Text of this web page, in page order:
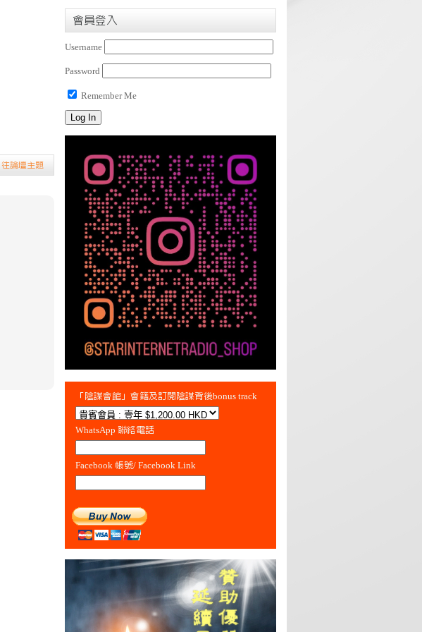
往論壇主題
會員登入
Username
Password
Remember Me
「陰謀會館」會籍及訂閱陰謀背後bonus track
WhatsApp 聯絡電話
Facebook 帳號/ Facebook Link